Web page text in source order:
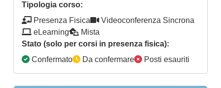
Tipologia corso:
Presenza Fisica
Videoconferenza Sincrona
eLearning
Mista
Stato (solo per corsi in presenza fisica):
Confermato
Da confermare Posti esauriti